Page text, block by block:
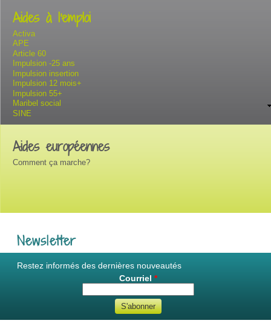
Aides à l'emploi
Activa
APE
Article 60
Impulsion -25 ans
Impulsion insertion
Impulsion 12 mois+
Impulsion 55+
Maribel social
SINE
Aides européennes
Comment ça marche?
Newsletter
Restez informés des dernières nouveautés
Courriel *